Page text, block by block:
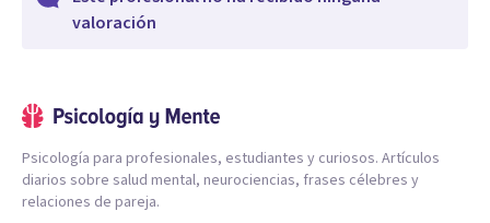
valoración
Psicología para profesionales, estudiantes y curiosos. Artículos
diarios sobre salud mental, neurociencias, frases célebres y
relaciones de pareja.